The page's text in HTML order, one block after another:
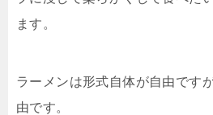
ます。
ラーメンは形式自体が自由です
由です。